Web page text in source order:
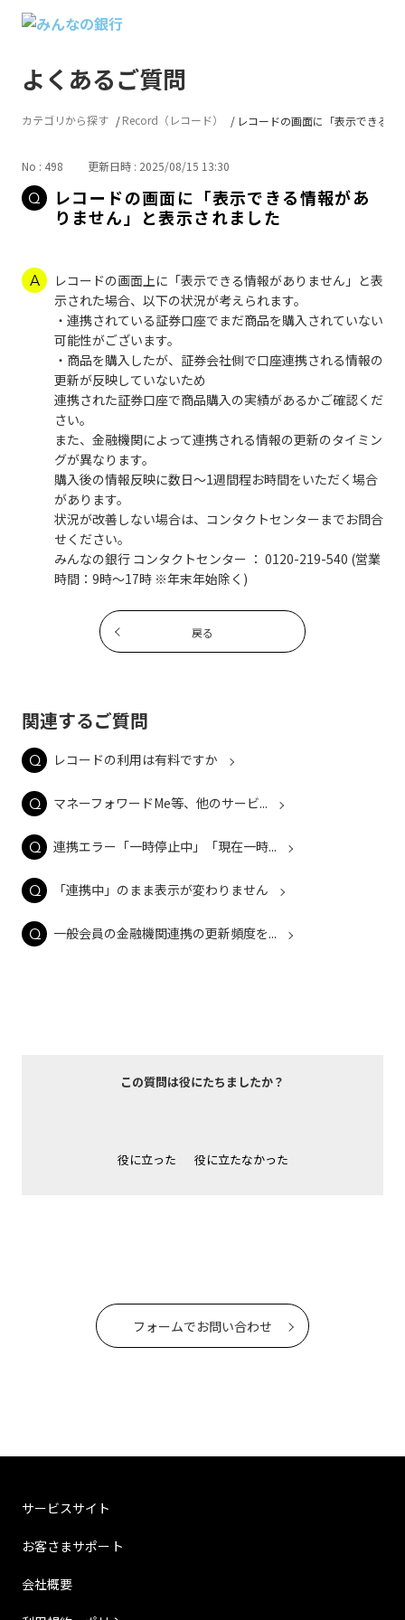
よくあるご質問
カテゴリから探す Record（レコード） レコードの画面に「表示できる情
No : 498 更新日時 : 2025/08/15 13:30
レコードの画面に「表示できる情報があ
りません」と表示されました
レコードの画面上に「表示できる情報がありません」と表
示された場合、以下の状況が考えられます。
・連携されている証券口座でまだ商品を購入されていない
可能性がございます。
・商品を購入したが、証券会社側で口座連携される情報の
更新が反映していないため
連携された証券口座で商品購入の実績があるかご確認くだ
さい。
また、金融機関によって連携される情報の更新のタイミン
グが異なります。
購入後の情報反映に数日～1週間程お時間をいただく場合
があります。
状況が改善しない場合は、コンタクトセンターまでお問合
せください。
みんなの銀行 コンタクトセンター ： 0120-219-540 (営業
時間：9時～17時 ※年末年始除く)
戻る
関連するご質問
レコードの利用は有料ですか
マネーフォワードMe等、他のサービ...
連携エラー「一時停止中」「現在一時...
「連携中」のまま表示が変わりません
一般会員の金融機関連携の更新頻度を...
この質問は役にたちましたか？
役に立った 役に立たなかった
フォームでお問い合わせ
サービスサイト
お客さまサポート
会社概要